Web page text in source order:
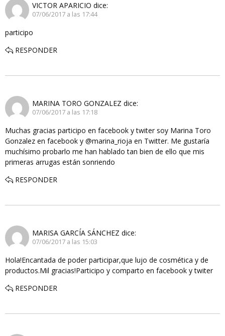
VICTOR APARICIO dice:
07/06/2017 a las 17:44
participo
RESPONDER
MARINA TORO GONZALEZ dice:
07/06/2017 a las 17:18
Muchas gracias participo en facebook y twiter soy Marina Toro
Gonzalez en facebook y @marina_rioja en Twitter. Me gustaría
muchísimo probarlo me han hablado tan bien de ello que mis
primeras arrugas están sonriendo
RESPONDER
MARISA GARCÍA SÁNCHEZ dice:
07/06/2017 a las 15:03
Hola!Encantada de poder participar,que lujo de cosmética y de
productos.Mil gracias!Participo y comparto en facebook y twiter
RESPONDER